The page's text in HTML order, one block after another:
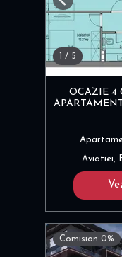
/ 5
Previous
OCAZIE 4
Aviatiei,
Comision 0%